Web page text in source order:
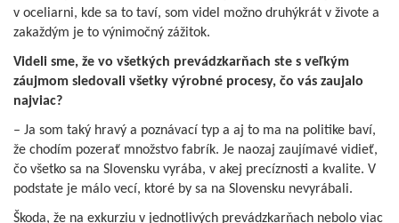
v oceliarni, kde sa to taví, som videl možno druhýkrát v živote a
zakaždým je to výnimočný zážitok.
Videli sme, že vo všetkých prevádzkarňach ste s veľkým
záujmom sledovali všetky výrobné procesy, čo vás zaujalo
najviac?
– Ja som taký hravý a poznávací typ a aj to ma na politike baví,
že chodím pozerať množstvo fabrík. Je naozaj zaujímavé vidieť,
čo všetko sa na Slovensku vyrába, v akej precíznosti a kvalite. V
podstate je málo vecí, ktoré by sa na Slovensku nevyrábali.
Škoda, že na exkurziu v jednotlivých prevádzkarňach nebolo viac